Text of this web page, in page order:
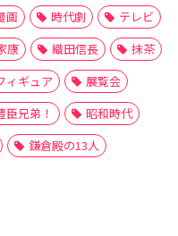
画 時代劇
テレビ
康 織田信長
抹茶
ィギュア
展覧会
臣兄弟！
昭和時代
鎌倉殿の13人